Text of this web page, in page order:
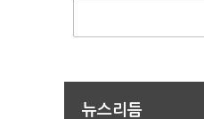
뉴스리듬